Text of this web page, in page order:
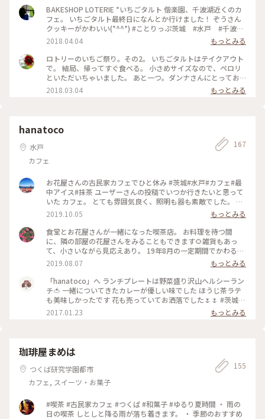
BAKESHOP LOTERIE *いちごタルト 偕楽園、千波湖近くのカ
フェ。 いちごタルト最終日になんとか行けました！ ぞうさん
クッキーがかわいい(*^^*) #ことりっぷ茨城 #水戸 #千波
湖 #偕楽園 #カフェ #ランチ #いちごスイーツ #いちご
タルト
2018.04.04
もっとみる
ロトリーのいちご祭り。その2。 いちごタルトはテイクアウト
で。 結局、帰ってすぐ食べる。 小さめサイズなので、ペロリ
といただいちゃいました。 あと一つ。ダンナさんにとってお
いたけど、無くなってたらゴメン！ #朗らか #カフェ #茨城カ
2018.03.04 もっとみる
hanatoco
水戸
カフェ
167
お花屋さんの古民家カフェでひと休み #茨城#水戸#カフェ#最
中アイス#抹茶 ユーザーさんの投稿でいつか行きたいと思って
いた カフェ。 とても雰囲気良く、照明も器も素敵でした。 窓
際のカウンター席で、菊花最中アイス抹茶付きを。 抹茶がデ
ミタスコーヒーのように小さなカップに 入っていました。 最
中アイスはあんことバニラアイスをパリパリ最中に のせてい
ただきます。 甘くて抹茶に良く合います。 窓からは秋の青
空。鱗雲を眺めながら。 デザートの後は、ドライフラワー工
房をゆっくり見て 帰りました。 偕楽園好文亭も、銀杏並木が
美しい歴史館も近くに あります。バス停もすぐそば。 観光途
中に寄りやすい素敵なカフェです♪ #古民家カフェ#水戸カフ
ェ巡り vol.3 #水戸漫遊１日フリーきっぷ#バス旅 #抹茶のとり
こ#涼しげスイーツ 徳川ミュージアム→茨城県護国神社→偕楽
園好文亭→hanatoco→茨城県立歴史館→木村屋パン→弘道館
#わたしの街#muuの水戸散歩#おいしい旅
2019.10.05
もっとみる
食堂とお花屋さんが一緒になった喫茶店。 お料理を待つ間
に、隣の部屋の花屋さんをみることもできます🌻雑貨もあっ
て、小さいながら見応えあり。 19年8月の一定期間でかわるラ
ンチメニューは、 『オムライスor野菜のパスタ』。 この日は
美味しいお味噌汁が付きました☺️ デザートには 『フルーツぜ
んざい』、『ワッフル』他。 席数は12席くらいで、お昼頃は
かなり繁盛しています☀️ 茨城県立歴史館の帰りに立ち寄るの
も◎ 茨城交通のバス停"歴史館偕楽園入口" にとっても近いの
で、アクセスが非常に良い！ [open/ Wed.-Mon.11:00am-
7:00pm] #茨城 #水戸#みと #茨城県立歴史館#カフェ#喫茶店#
2019.08.07
もっとみる
「hanatoco」へ ランチプレートは野菜盛り沢山ヘルシーラン
チ🍅 一緒についてきたカレーが優しい味でした ほうじ茶ラテ
も美味しかったです 花も売っていてお洒落でした🌷🌷 #茨城#
大洗#カフェ#ランチ #花#ランチプレート#たい焼き
2017.01.23 もっとみる
珈琲屋まめは
つくば研究学園都市
カフェ, スイーツ・お菓子
155
#喫茶 #古民家カフェ #つくば #和菓子 #ゆるり夏時間 ・ 雨の
日の喫茶 しとしと降る雨が落ち着きます。 ・ 季節のおすすめ